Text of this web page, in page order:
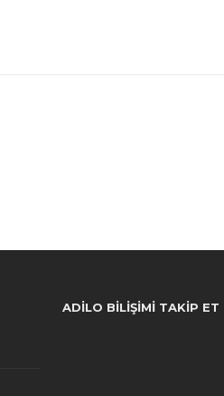
ADILO BILIŞIMI TAKIP ET